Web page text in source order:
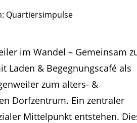
Quartiersimpulse
im Wandel – Gemeinsam
Laden & Begegnungscafé als
zum alters- &
Dorfzentrum. Ein zentraler
Mittelpunkt entstehen.